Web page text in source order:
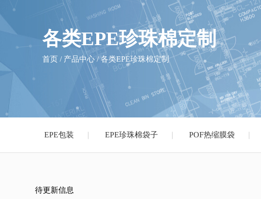
各类EPE珍珠棉定制
首页 / 产品中心/各类EPE珍珠棉定制
EPE包装 EPE珍珠棉袋子 POF热缩膜袋
待更新信息